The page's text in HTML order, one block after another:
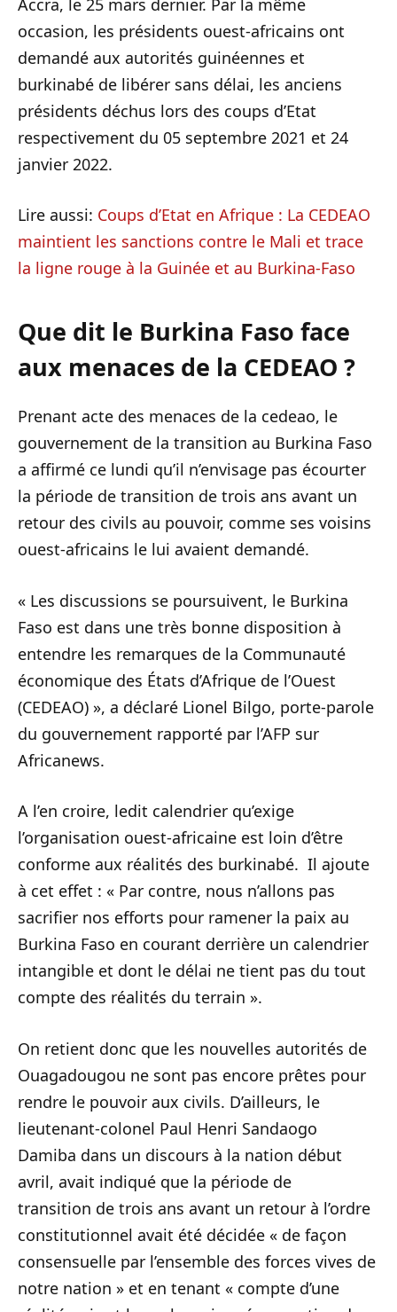
occasion, les présidents ouest-africains ont
demandé aux autorités guinéennes et
burkinabé de libérer sans délai, les anciens
présidents déchus lors des coups d’Etat
respectivement du 05 septembre 2021 et 24
janvier 2022.
Lire aussi: Coups d’Etat en Afrique : La CEDEAO
maintient les sanctions contre le Mali et trace
la ligne rouge à la Guinée et au Burkina-Faso
Que dit le Burkina Faso face
aux menaces de la CEDEAO ?
Prenant acte des menaces de la cedeao, le
gouvernement de la transition au Burkina Faso
a affirmé ce lundi qu’il n’envisage pas écourter
la période de transition de trois ans avant un
retour des civils au pouvoir, comme ses voisins
ouest-africains le lui avaient demandé.
« Les discussions se poursuivent, le Burkina
Faso est dans une très bonne disposition à
entendre les remarques de la Communauté
économique des États d’Afrique de l’Ouest
(CEDEAO) », a déclaré Lionel Bilgo, porte-parole
du gouvernement rapporté par l’AFP sur
Africanews.
A l’en croire, ledit calendrier qu’exige
l’organisation ouest-africaine est loin d’être
conforme aux réalités des burkinabé. Il ajoute
à cet effet : « Par contre, nous n’allons pas
sacrifier nos efforts pour ramener la paix au
Burkina Faso en courant derrière un calendrier
intangible et dont le délai ne tient pas du tout
compte des réalités du terrain ».
On retient donc que les nouvelles autorités de
Ouagadougou ne sont pas encore prêtes pour
rendre le pouvoir aux civils. D’ailleurs, le
lieutenant-colonel Paul Henri Sandaogo
Damiba dans un discours à la nation début
avril, avait indiqué que la période de
transition de trois ans avant un retour à l’ordre
constitutionnel avait été décidée « de façon
consensuelle par l’ensemble des forces vives de
notre nation » et en tenant « compte d’une